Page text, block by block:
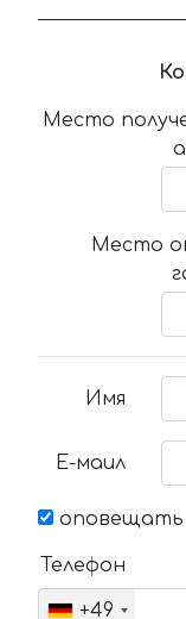
Место
Место
Имя
Е-маил
оповещать
Телефон
+49